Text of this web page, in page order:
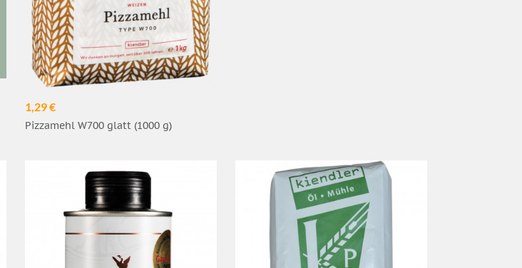
1,29 €
Pizzamehl W700 glatt (1000 g)